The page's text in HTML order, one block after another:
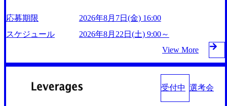
企画支援及び実行支援 ・ロボティクスソリューションを活
用した事業戦略策定及び営業支援 ※その他新規事業や既存
デジタルトランスフォーメーションの案件が多数 ● コンサ
ルタント プロジェクトにおける個人のタスク管理及び遂行
を担う。主な作業としては、仮説検証からクライアント向け
資料のドラフト作成、プロジェクトにおける課題/リスク管
理などを担当。 ● シニアコンサルタント プロジェクトメン
バーとしてプロジェクトの一領域を担う。主な作業として
候補者様のご予定をご都合いただけますと幸いです ※1day
きます(受験期限は1day選考会実施日の3日前まで)。 ※ただ
し、30代以上のコンサルファーム経験3年以上の方はGAB受
検免除、書類選考のみ。 書類選考通過後に、GAB試験に合
格している方へ1day選考会当日のご案内をさせていただきま
す。 急速なグローバル化により既存事業では成長戦略を描
く事が困難になった大手企業をサポートするため、新規事業
立案や既存事業のトランスフォーメーション戦略を中心にコ
からその実行的側面であるITサービスの提供まで一貫して支
援する総合系・IT系ファームである あらゆる産業において
非常に良質な顧客基盤を築いており、Fortune Global 500社の
80％以上の企業をクライアントとして抱えている 手掛けた
プロジェクトは「ファーストリテイリングにおけるグローバ
ル化」「資生堂グループのDX化支援」「ヴィヴィアン・ウ
エストウッドの製品開発」など多岐にわたる コンサルティ
ング活動のみならず、2021年にはKDDIと合弁会社「ARISE
応募期限
2026年8月7日(金) 16:00
スケジュール
2026年8月22日(土) 9:00～
View More
受付中 選考会